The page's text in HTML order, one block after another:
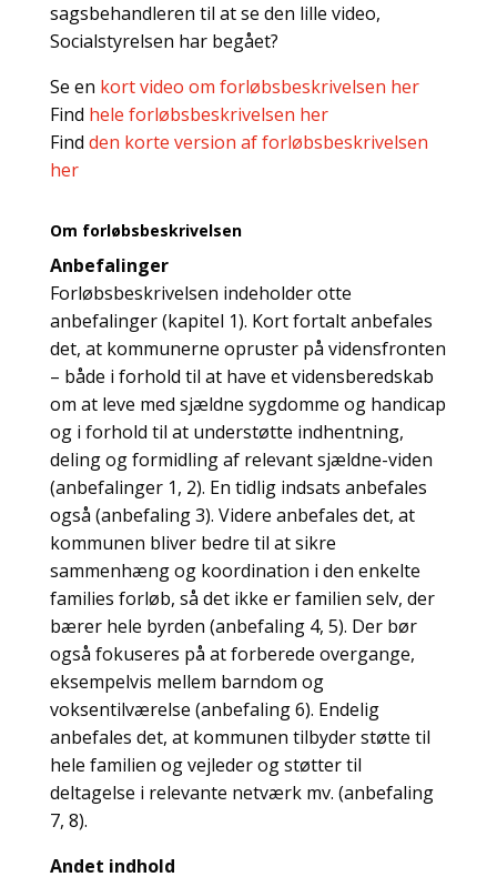
sagsbehandleren til at se den lille video,
Socialstyrelsen har begået?
Se en kort video om forløbsbeskrivelsen her
Find hele forløbsbeskrivelsen her
Find den korte version af forløbsbeskrivelsen
her
Om forløbsbeskrivelsen
Anbefalinger
Forløbsbeskrivelsen indeholder otte
anbefalinger (kapitel 1). Kort fortalt anbefales
det, at kommunerne opruster på vidensfronten
– både i forhold til at have et vidensberedskab
om at leve med sjældne sygdomme og handicap
og i forhold til at understøtte indhentning,
deling og formidling af relevant sjældne-viden
(anbefalinger 1, 2). En tidlig indsats anbefales
også (anbefaling 3). Videre anbefales det, at
kommunen bliver bedre til at sikre
sammenhæng og koordination i den enkelte
families forløb, så det ikke er familien selv, der
bærer hele byrden (anbefaling 4, 5). Der bør
også fokuseres på at forberede overgange,
eksempelvis mellem barndom og
voksentilværelse (anbefaling 6). Endelig
anbefales det, at kommunen tilbyder støtte til
hele familien og vejleder og støtter til
deltagelse i relevante netværk mv. (anbefaling
7, 8).
Andet indhold